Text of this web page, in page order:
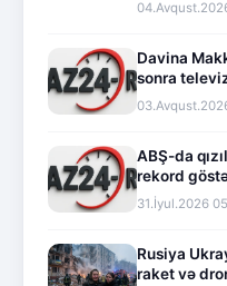
Davina
sonra
ABŞ-da
rekord
31.İyul.2026
Rusiya
raket və